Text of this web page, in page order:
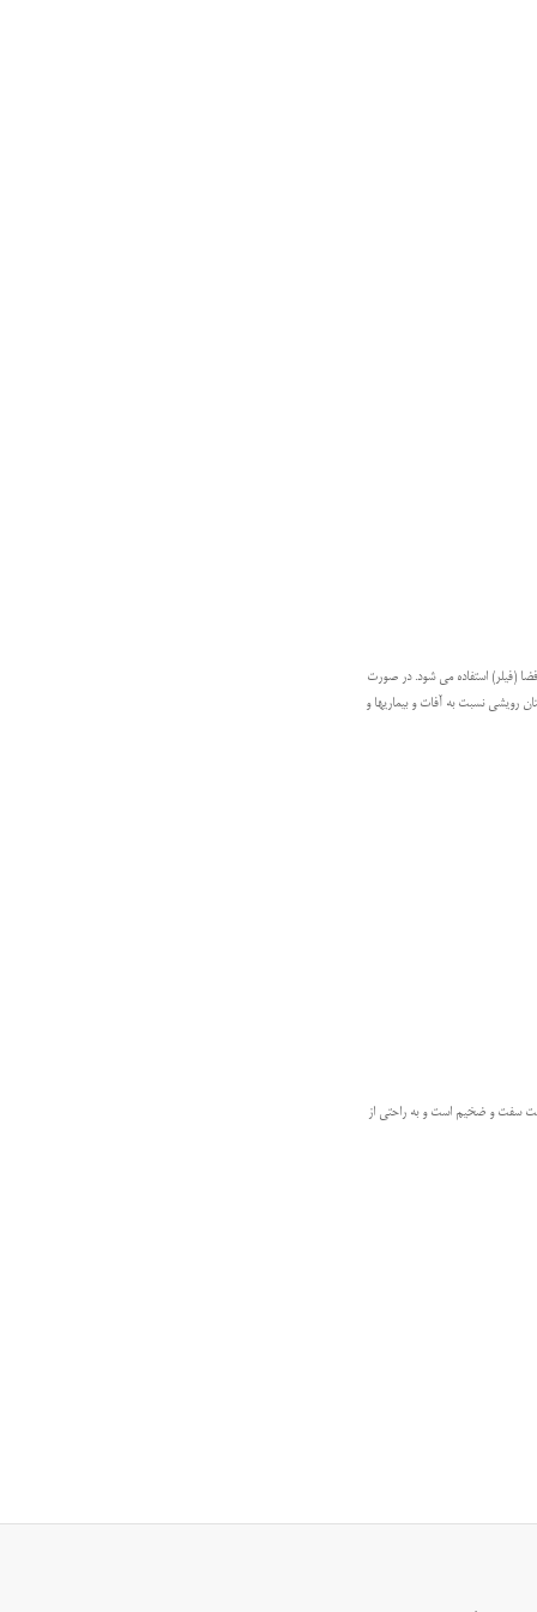
پركننده فضا (فیلر) استفاده می شود. در صورت
اقتصادی درختان هلو به 25-20 سال نيز می رسد.(مقاومت درختان رویشی نسبت به آفات و بیماریها و
سفت و ضخیم است و به راحتی از